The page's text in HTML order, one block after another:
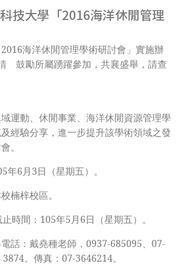
技大學「2016海洋休閒管理
海洋休閒管理學術研討會」實施辦
鼓勵所屬踴躍參加，共襄盛舉，請查
運動、休閒事業、海洋休閒資源管理學
經驗分享，進一步提升該學術領域之發
。
年6月3日（星期五）。
楠梓校區。
時間：105年5月6日（星期五）。
話：戴堯種老師，0937-685095、07-
。傳真：07-3646214。